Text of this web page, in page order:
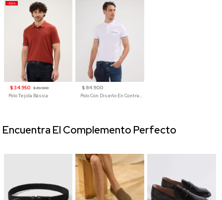
-50%
$ 34.950 $ 69.900
Polo Tejida Básica
$ 84.900
Polo Con Diseño En Contraste
Encuentra El Complemento Perfecto